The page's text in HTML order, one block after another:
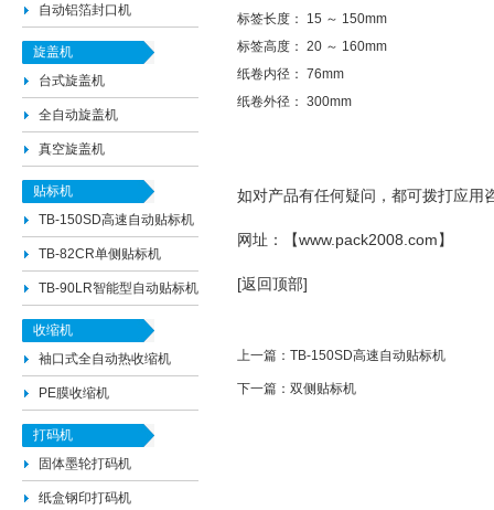
自动铝箔封口机
旋盖机
台式旋盖机
全自动旋盖机
真空旋盖机
贴标机
TB-150SD高速自动贴标机
TB-82CR单侧贴标机
TB-90LR智能型自动贴标机
收缩机
袖口式全自动热收缩机
PE膜收缩机
打码机
固体墨轮打码机
纸盒钢印打码机
标签长度： 15 ～ 150mm
标签高度： 20 ～ 160mm
纸卷内径： 76mm
纸卷外径： 300mm
如对产品有任何疑问，都可拨打应用
网址：【www.pack2008.com】
[返回顶部]
上一篇： TB-150SD高速自动贴标机
下一篇： 双侧贴标机